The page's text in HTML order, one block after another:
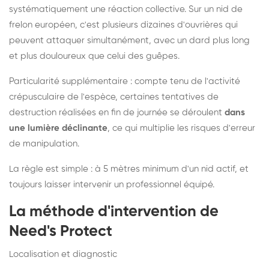
systématiquement une réaction collective. Sur un nid de
frelon européen, c'est plusieurs dizaines d'ouvrières qui
peuvent attaquer simultanément, avec un dard plus long
et plus douloureux que celui des guêpes.
Particularité supplémentaire : compte tenu de l'activité
crépusculaire de l'espèce, certaines tentatives de
destruction réalisées en fin de journée se déroulent dans
une lumière déclinante, ce qui multiplie les risques d'erreur
de manipulation.
La règle est simple : à 5 mètres minimum d'un nid actif, et
toujours laisser intervenir un professionnel équipé.
La méthode d'intervention de
Need's Protect
Localisation et diagnostic